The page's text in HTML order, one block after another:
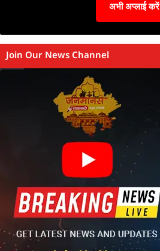
अभी अप्लाई करें
Join Our News Channel